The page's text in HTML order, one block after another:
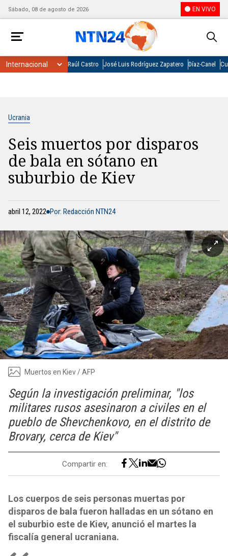
Sábado, 08 de agosto de 2026 EN VIVO
Raúl Castro José Luis Rodríguez Zapatero Díaz-Canel
Ucrania
Seis muertos por disparos
de bala en sótano en
suburbio de Kiev
abril 12, 2022 Por: Redacción NTN24
Muertos en Kiev / AFP
Según la investigación preliminar, "los
militares rusos asesinaron a civiles en el
pueblo de Shevchenkovo, en el distrito de
Brovary, cerca de Kiev"
Compartir en:
Los cuerpos de seis personas muertas por
disparos de bala fueron halladas en un sótano en
el suburbio este de Kiev, anunció el martes la
fiscalía general ucraniana.